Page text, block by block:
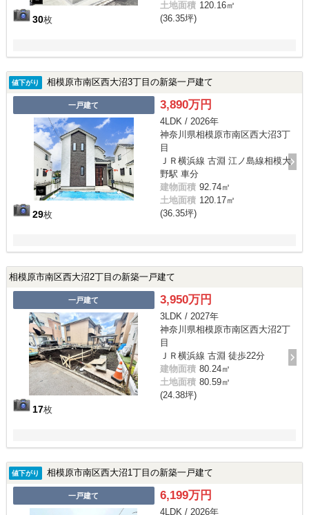
30枚
土地面積 120.16㎡
(36.35坪)
値下がり 相模原市南区西大沼3丁目の新築一戸建て
一戸建て
29枚
3,890万円
4LDK / 2026年
神奈川県相模原市南区西大沼3丁
目
ＪＲ横浜線 古淵 江ノ島線相模大
野駅 車分
建物面積 92.74㎡
土地面積 120.17㎡
(36.35坪)
相模原市南区西大沼2丁目の新築一戸建て
一戸建て
17枚
3,950万円
3LDK / 2027年
神奈川県相模原市南区西大沼2丁
目
ＪＲ横浜線 古淵 徒歩22分
建物面積 80.24㎡
土地面積 80.59㎡
(24.38坪)
値下がり 相模原市南区西大沼1丁目の新築一戸建て
一戸建て 6,199万円
4LDK / 2026年